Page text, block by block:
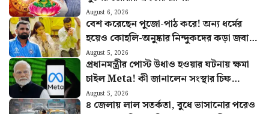
‘দেশকে আবার সঠিক পথে
আনব’, কবে বাংলাদেশে ফিরছেন
শেখ হাসিনা? জানালেন দিল্লি
থেকে
জিরো! মাথা ন্যাড়া করে ঘোরার
চ্যালেঞ্জ ঋজুর
Breaking News View All
আজকের রাশিফল ৬ অগাস্ট, প্রেমের জীবনে
সুখের জোয়ার এই চার রাশির